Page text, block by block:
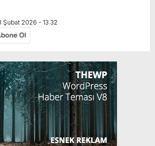
Şubat 2026 - 13:32